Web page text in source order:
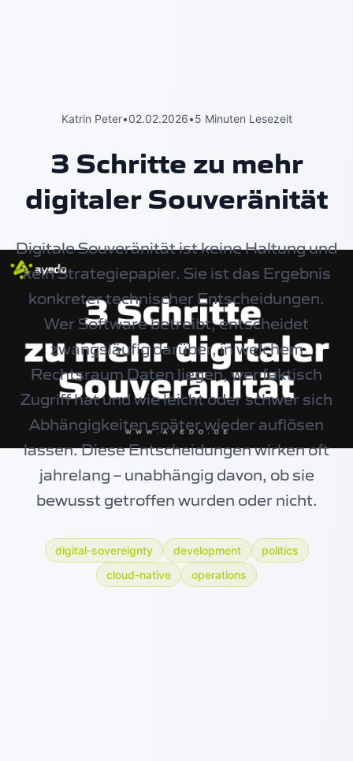
Katrin Peter•02.02.2026•5 Minuten Lesezeit
3 Schritte zu mehr
digitaler Souveränität
Digitale Souveränität ist keine Haltung und
kein Strategiepapier. Sie ist das Ergebnis
konkreter technischer Entscheidungen.
Wer Software betreibt, entscheidet
zwangsläufig darüber, in welchem
Rechtsraum Daten liegen, wer faktisch
Zugriff hat und wie leicht oder schwer sich
Abhängigkeiten später wieder auflösen
lassen. Diese Entscheidungen wirken oft
jahrelang – unabhängig davon, ob sie
bewusst getroffen wurden oder nicht.
digital-sovereignty development
politics
cloud-native
operations